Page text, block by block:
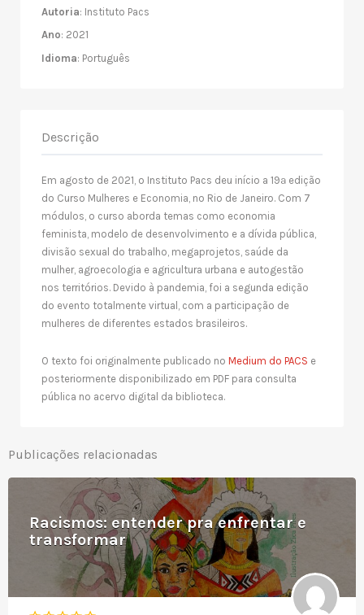
Autoria: Instituto Pacs
Ano: 2021
Idioma: Português
Descrição
Em agosto de 2021, o Instituto Pacs deu início a 19ª edição
do Curso Mulheres e Economia, no Rio de Janeiro. Com 7
módulos, o curso aborda temas como economia
feminista, modelo de desenvolvimento e a dívida pública,
divisão sexual do trabalho, megaprojetos, saúde da
mulher, agroecologia e agricultura urbana e autogestão
nos territórios. Devido à pandemia, foi a segunda edição
do evento totalmente virtual, com a participação de
mulheres de diferentes estados brasileiros.
O texto foi originalmente publicado no Medium do PACS e
posteriormente disponibilizado em PDF para consulta
pública no acervo digital da biblioteca.
Publicações relacionadas
Racismos: entender pra enfrentar e
transformar